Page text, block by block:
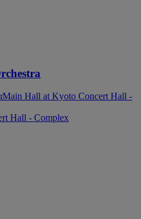
Main Hall at Kyoto Concert Hall -
Hall - Complex